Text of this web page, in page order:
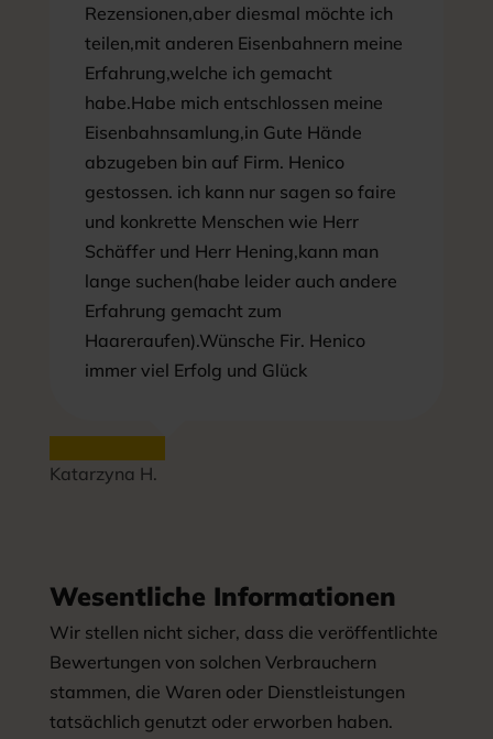
Rezensionen,aber diesmal möchte ich
teilen,mit anderen Eisenbahnern meine
Erfahrung,welche ich gemacht
habe.Habe mich entschlossen meine
Eisenbahnsamlung,in Gute Hände
abzugeben bin auf Firm. Henico
gestossen. ich kann nur sagen so faire
und konkrette Menschen wie Herr
Schäffer und Herr Hening,kann man
lange suchen(habe leider auch andere
Erfahrung gemacht zum
Haareraufen).Wünsche Fir. Henico
immer viel Erfolg und Glück
Katarzyna H.
Wesentliche Informationen
Wir stellen nicht sicher, dass die veröffentlichte
Bewertungen von solchen Verbrauchern
stammen, die Waren oder Dienstleistungen
tatsächlich genutzt oder erworben haben.